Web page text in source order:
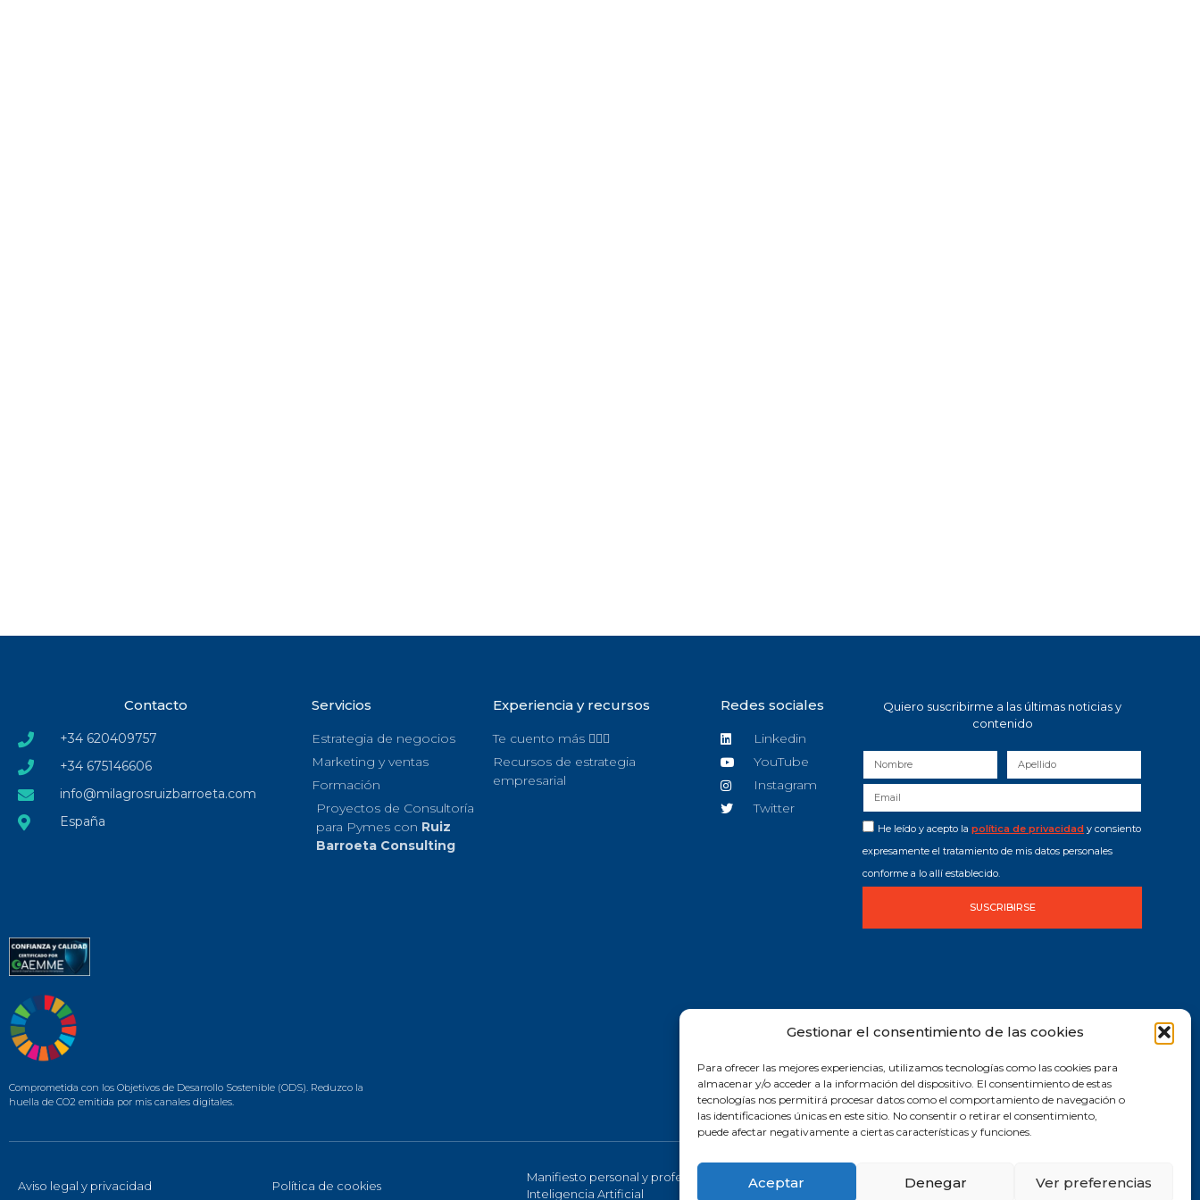
Gestionar el consentimiento de las cookies
Para ofrecer las mejores experiencias, utilizamos tecnologías como las cookies para
almacenar y/o acceder a la información del dispositivo. El consentimiento de estas
tecnologías nos permitirá procesar datos como el comportamiento de navegación o
las identificaciones únicas en este sitio. No consentir o retirar el consentimiento,
puede afectar negativamente a ciertas características y funciones.
Aceptar Denegar Ver preferencias
Contacto
+34 620409757
+34 675146606
info@milagrosruizbarroeta.com
España
Servicios
Estrategia de negocios
Marketing y ventas
Formación
Proyectos de Consultoría
para Pymes con Ruiz
Barroeta Consulting
Experiencia y recursos
Te cuento más 🙋🏻‍♀️
Recursos de estrategia
empresarial
Redes sociales
Linkedin
YouTube
Instagram
Twitter
Quiero suscribirme a las últimas noticias y
contenido
He leído y acepto lapolítica de privacidad y consiento
expresamente el tratamiento de mis datos personales
conforme a lo allí establecido.
SUSCRIBIRSE
Comprometida con los Objetivos de Desarrollo Sostenible (ODS). Reduzco la
huella de CO2 emitida por mis canales digitales.
Aviso legal y privacidad Política de cookies
Manifiesto personal y profesional de la
Inteligencia Artificial
2019 © Todos los derechos reservados |